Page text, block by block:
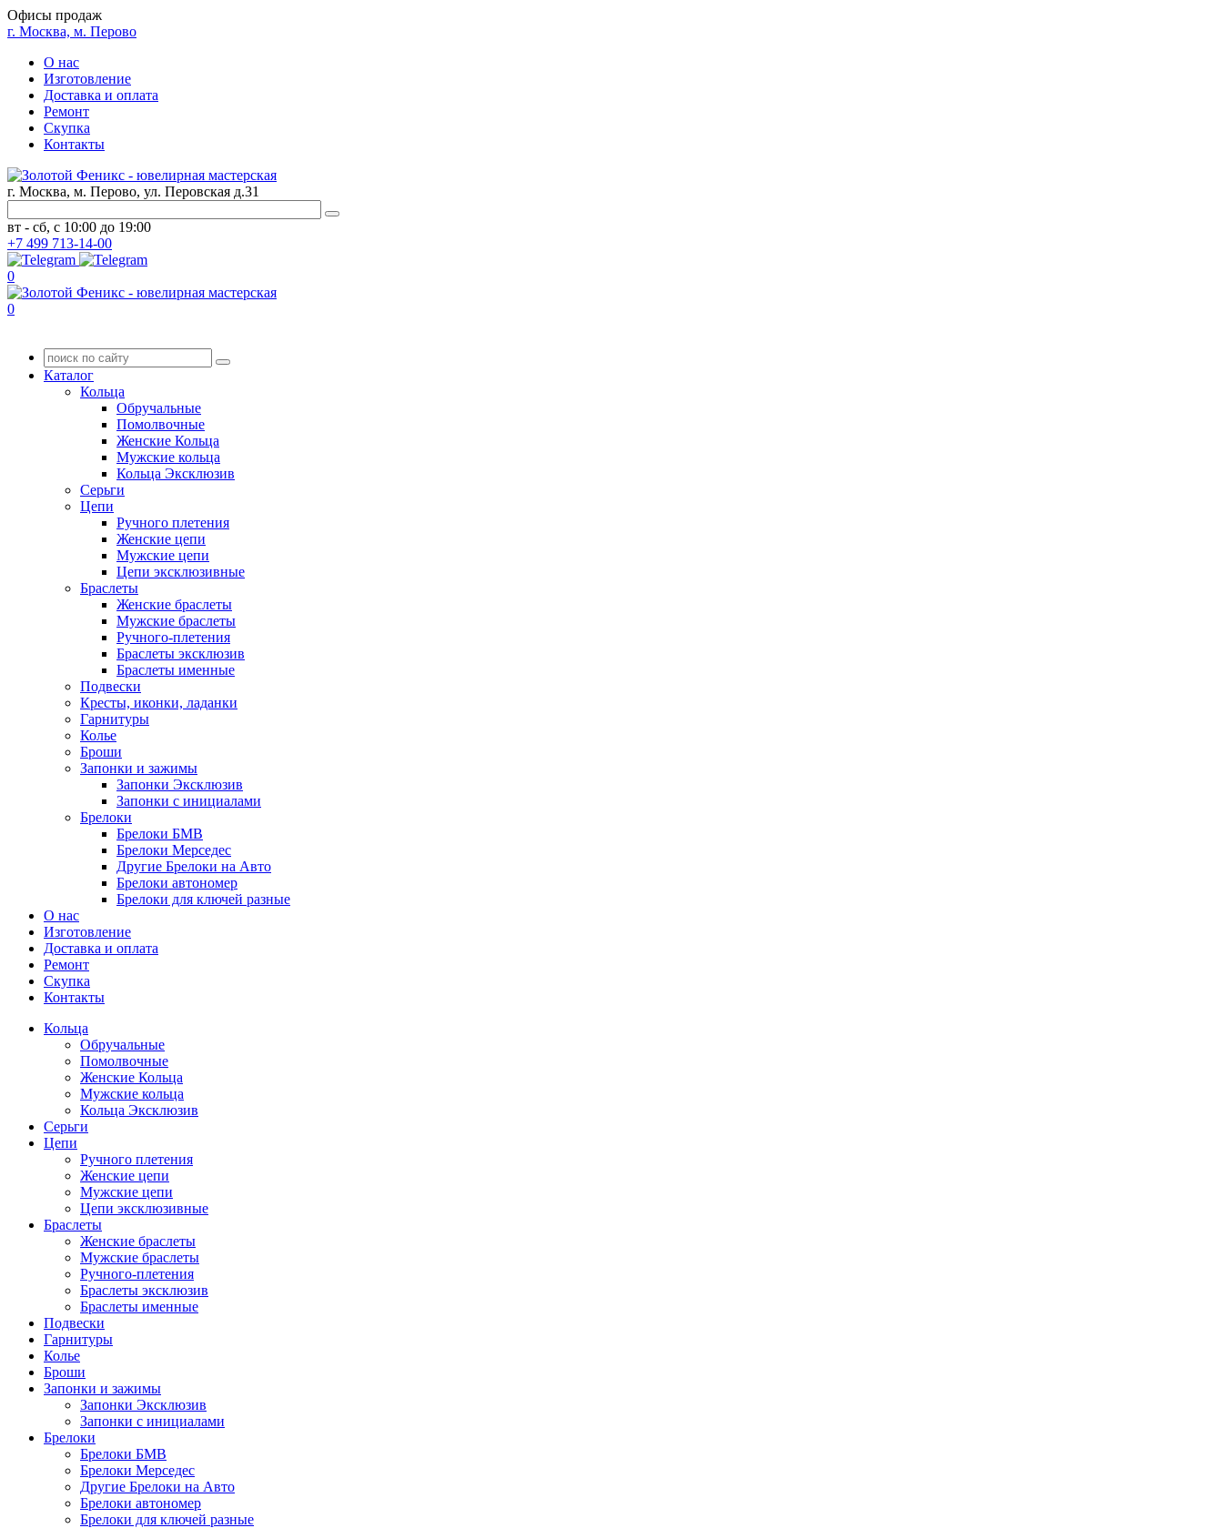
Офисы продаж
г. Москва, м. Перово
О нас
Изготовление
Доставка и оплата
Ремонт
Скупка
Контакты
г. Москва, м. Перово, ул. Перовская д.31
вт - сб, с 10:00 до 19:00
+7 499 713-14-00
0
0
Каталог
Кольца
Обручальные
Помолвочные
Женские Кольца
Мужские кольца
Кольца Эксклюзив
Серьги
Цепи
Ручного плетения
Женские цепи
Мужские цепи
Цепи эксклюзивные
Браслеты
Женские браслеты
Мужские браслеты
Ручного-плетения
Браслеты эксклюзив
Браслеты именные
Подвески
Кресты, иконки, ладанки
Гарнитуры
Колье
Броши
Запонки и зажимы
Запонки Эксклюзив
Запонки с инициалами
Брелоки
Брелоки БМВ
Брелоки Мерседес
Другие Брелоки на Авто
Брелоки автономер
Брелоки для ключей разные
О нас
Изготовление
Доставка и оплата
Ремонт
Скупка
Контакты
Кольца
Обручальные
Помолвочные
Женские Кольца
Мужские кольца
Кольца Эксклюзив
Серьги
Цепи
Ручного плетения
Женские цепи
Мужские цепи
Цепи эксклюзивные
Браслеты
Женские браслеты
Мужские браслеты
Ручного-плетения
Браслеты эксклюзив
Браслеты именные
Подвески
Гарнитуры
Колье
Броши
Запонки и зажимы
Запонки Эксклюзив
Запонки с инициалами
Брелоки
Брелоки БМВ
Брелоки Мерседес
Другие Брелоки на Авто
Брелоки автономер
Брелоки для ключей разные